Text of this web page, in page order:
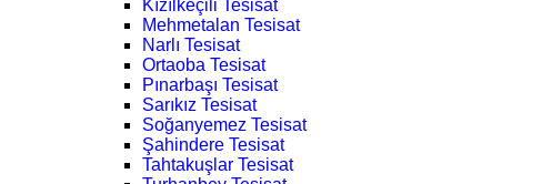
Kızılkeçili Tesisat
Mehmetalan Tesisat
Narlı Tesisat
Ortaoba Tesisat
Pınarbaşı Tesisat
Sarıkız Tesisat
Soğanyemez Tesisat
Şahindere Tesisat
Tahtakuşlar Tesisat